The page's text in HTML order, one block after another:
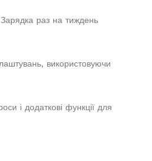
раз на тиждень
використовуючи
і додаткові функції для